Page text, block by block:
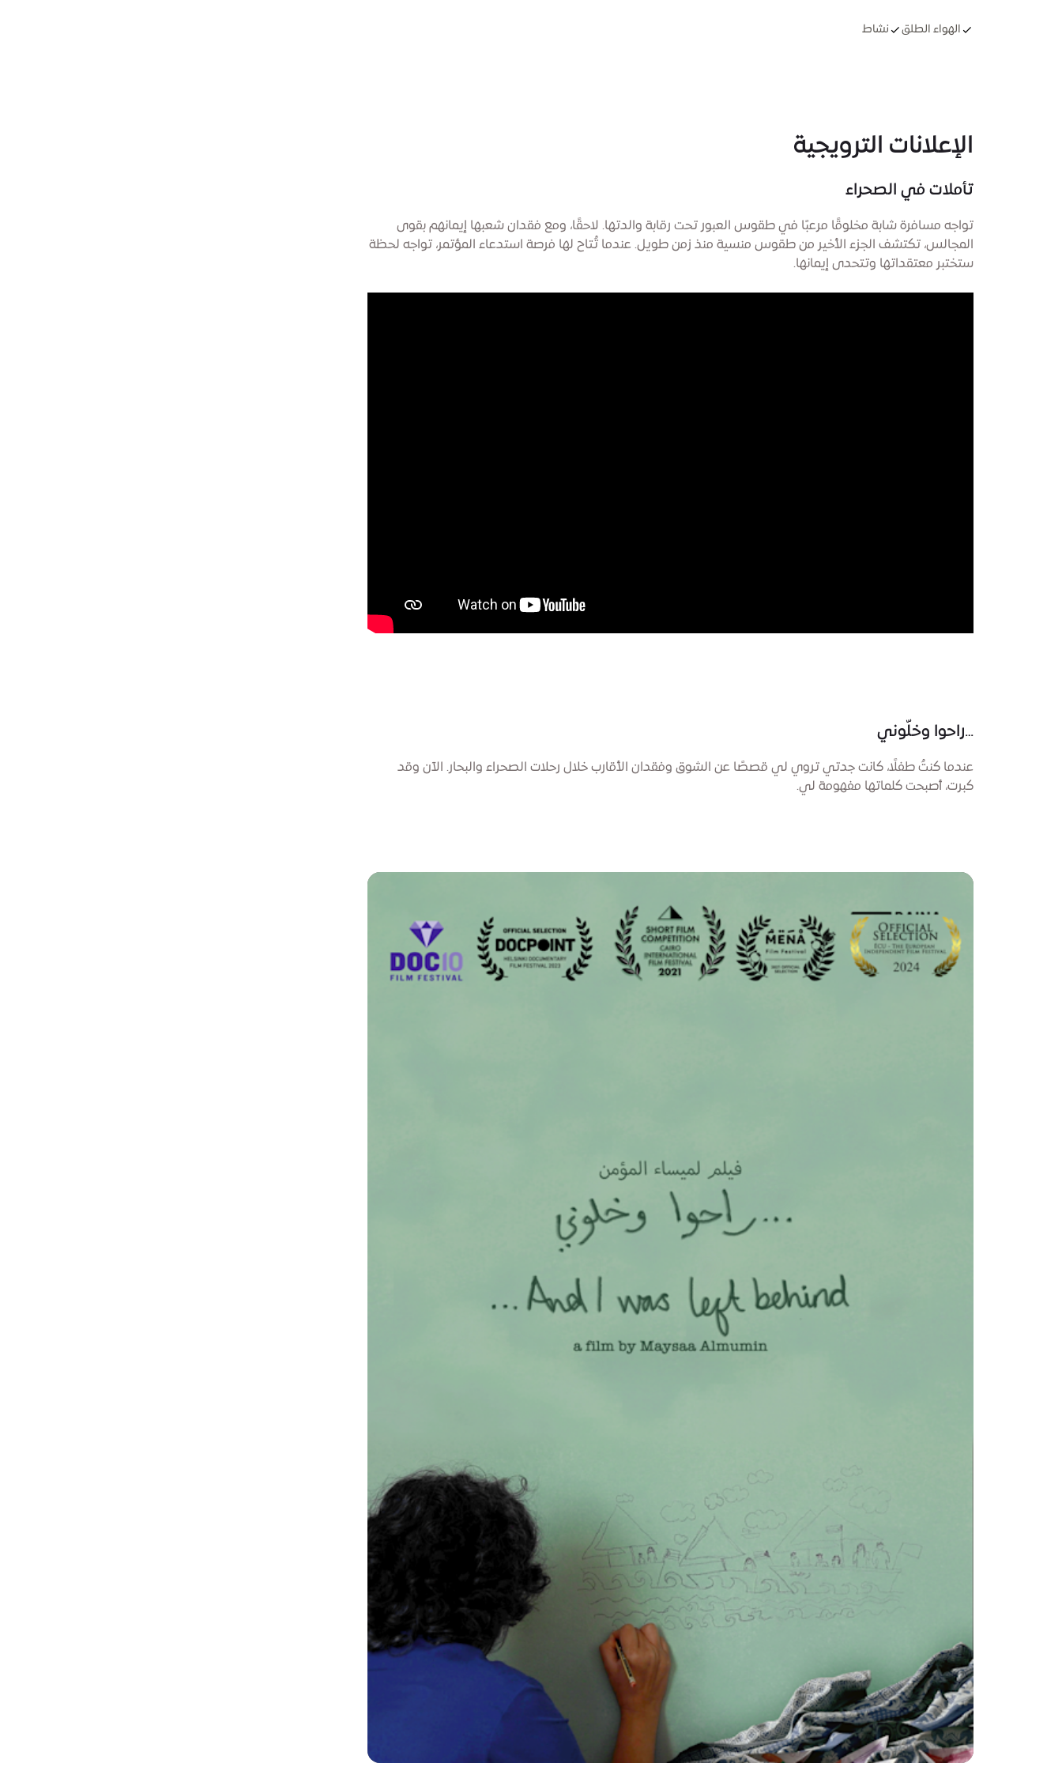
الهواء الطلق نشاط
الإعلانات الترويجية
تأملات في الصحراء
تواجه مسافرة شابة مخلوقًا مرعبًا في طقوس العبور تحت رقابة والدتها. لاحقًا، ومع فقدان شعبها إيمانهم بقوى
المجالس، تكتشف الجزء الأخير من طقوس منسية منذ زمن طويل. عندما تُتاح لها فرصة استدعاء المؤتمر، تواجه لحظة
ستختبر معتقداتها وتتحدى إيمانها.
…راحوا وخلّوني
عندما كنتُ طفلًا، كانت جدتي تروي لي قصصًا عن الشوق وفقدان الأقارب خلال رحلات الصحراء والبحار. الآن وقد
كبرت، أصبحت كلماتها مفهومة لي.